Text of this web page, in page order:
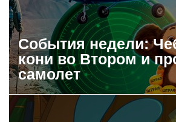
События недели:
кони во Втором и
самолет